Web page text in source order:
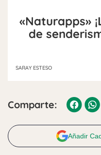
«Naturapps»
de
SARAY ESTESO
Comparte:
Añadir